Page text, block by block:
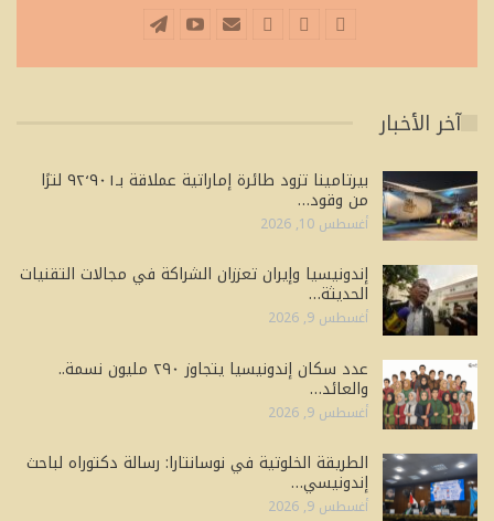
آخر الأخبار
بيرتامينا تزود طائرة إماراتية عملاقة بـ٩٢٬٩٠١ لترًا
من وقود…
أغسطس 10, 2026
إندونيسيا وإيران تعززان الشراكة في مجالات التقنيات
الحديثة…
أغسطس 9, 2026
عدد سكان إندونيسيا يتجاوز ٢٩٠ مليون نسمة..
والعائد…
أغسطس 9, 2026
الطريقة الخلوتية في نوسانتارا: رسالة دكتوراه لباحث
إندونيسي…
أغسطس 9, 2026